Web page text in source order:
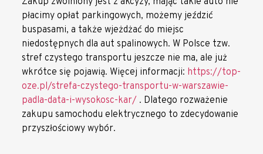
płacimy opłat parkingowych, możemy jeździć
buspasami, a także wjeżdżać do miejsc
niedostępnych dla aut spalinowych. W Polsce tzw.
stref czystego transportu jeszcze nie ma, ale już
wkrótce się pojawią. Więcej informacji: https://top-
oze.pl/strefa-czystego-transportu-w-warszawie-
padla-data-i-wysokosc-kar/ . Dlatego rozważenie
zakupu samochodu elektrycznego to zdecydowanie
przyszłościowy wybór.